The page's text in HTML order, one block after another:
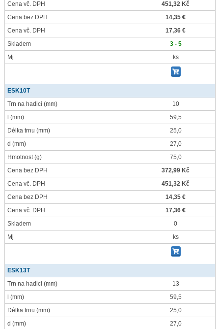
Cena vč. DPH
451,32 Kč
Cena bez DPH
14,35 €
Cena vč. DPH
17,36 €
Skladem
3 - 5
Mj
ks
ESK10T
Trn na hadici (mm)
10
(mm)
59,5
Délka trnu (mm)
25,0
d (mm)
27,0
Hmotnost(g)
75,0
Cena bez DPH
372,99 Kč
Cena vč. DPH
451,32 Kč
Cena bez DPH
14,35 €
Cena vč. DPH
17,36 €
Skladem
0
Mj
ks
ESK13T
Trn na hadici (mm)
13
(mm)
59,5
Délka trnu (mm)
25,0
d (mm) 27,0